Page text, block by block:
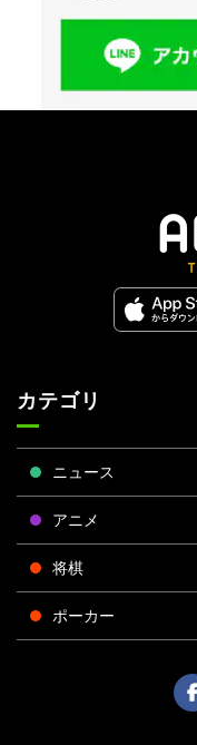
カテゴリ
ニュース
アニメ
将棋
ポーカー